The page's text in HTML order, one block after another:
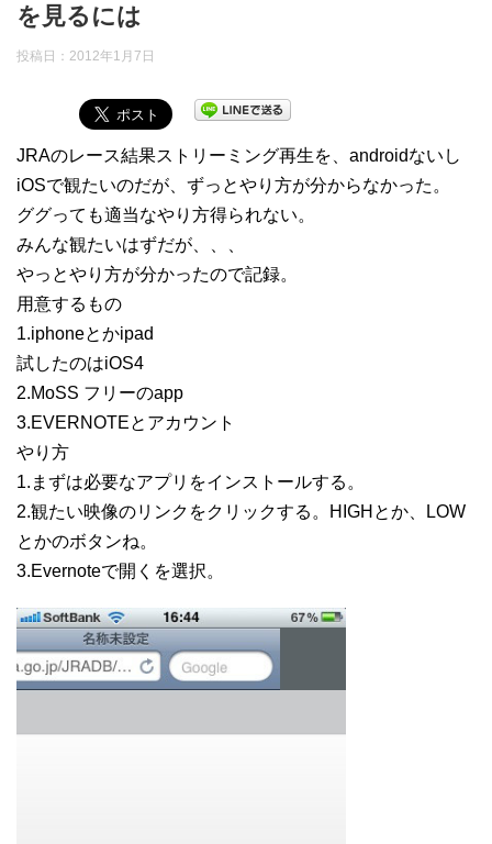
を見るには
投稿日： 2012年1月7日
JRAのレース結果ストリーミング再生を、androidないし
iOSで観たいのだが、ずっとやり方が分からなかった。
ググっても適当なやり方得られない。
みんな観たいはずだが、、、
やっとやり方が分かったので記録。
用意するもの
1.iphoneとかipad
試したのはiOS4
2.MoSS フリーのapp
3.EVERNOTEとアカウント
やり方
1.まずは必要なアプリをインストールする。
2.観たい映像のリンクをクリックする。HIGHとか、LOW
とかのボタンね。
3.Evernoteで開くを選択。